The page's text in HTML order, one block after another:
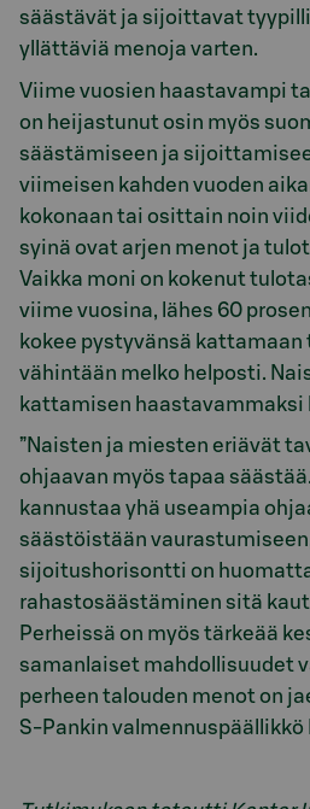
säästävät ja sijoittavat
yllättäviä menoja varten.
Viime vuosien haastavampi
on heijastunut osin myös
säästämiseen ja
viimeisen kahden vuoden
kokonaan tai osittain noin
syinä ovat arjen menot ja
Vaikka moni on kokenut
viime vuosina, lähes 60
kokee pystyvänsä kattamaan
vähintään melko helposti.
kattamisen haastavammaksi
”Naisten ja miesten eriävät
ohjaavan myös tapaa
kannustaa yhä useampia
säästöistään
sijoitushorisontti on
rahastosäästäminen sitä
Perheissä on myös tärkeää
samanlaiset mahdollisuudet
perheen talouden menot on
S-Pankin valmennuspäällikkö